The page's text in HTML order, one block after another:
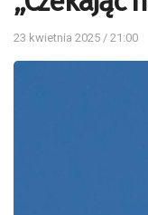
23 kwietnia 2025 / 21:00